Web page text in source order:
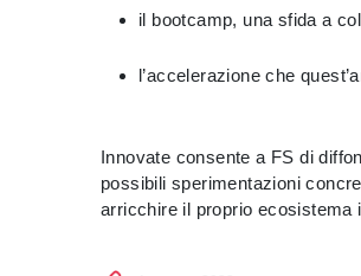
il bootcamp, una sfida a
l’accelerazione che
Innovate consente a FS di
possibili sperimentazioni
arricchire il proprio ecosistema